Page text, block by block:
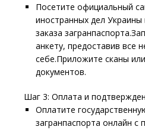
Посетите официальный
иностранных дел Украины
заказа
анкету, предоставив все
себе.Приложите сканы
документов.
Шаг 3: Оплата и
Оплатите
загранпаспорта онлайн